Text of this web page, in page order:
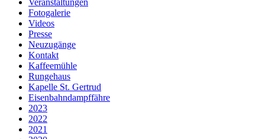
Veranstaltungen
Fotogalerie
Videos
Presse
Neuzugänge
Kontakt
Kaffeemühle
Rungehaus
Kapelle St. Gertrud
Eisenbahndampffähre
2023
2022
2021